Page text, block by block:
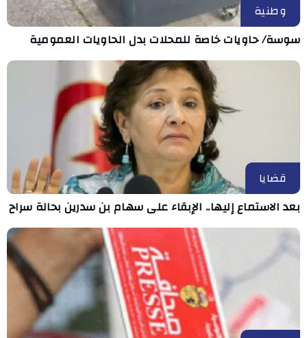
وطنية
سوسة/ حاويات خاصة للمحلات بدل الحاويات العمومية
قضايا
بعد الاستماع إليها.. الإبقاء على سهام بن سدرين بحالة سراح